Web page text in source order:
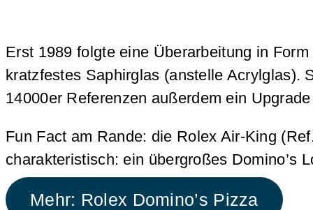
Erst 1989 folgte eine Überarbeitung in
kratzfestes Saphirglas (anstelle Acrylglas).
14000er Referenzen außerdem ein
Fun Fact am Rande: die Rolex Air-King
charakteristisch: ein übergroßes Domino’s
Mehr: Rolex Domino’s Pizza